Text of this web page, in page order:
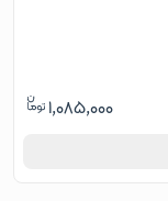
1,085,000